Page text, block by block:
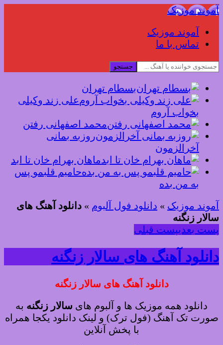
آموند موزیک
آموند موزیک
تماس با ما
جستجو
بسطام تهران
علی زند وکیلی
بخواب آروم
محمد اصفهانی رفتن
روزبه بمانی
آخرالزمون
ماهان بهرام خان تا ابد
حامیم قلبمو پس
به من بده
آموند موزیک » دانلود فول آلبوم » دانلود آهنگ های
سالار زنگنه
پست بعدیپست قبلی
دانلود آهنگ های سالار زنگنه
دانلود آهنگ های سالار زنگنه
دانلود همه موزیک ها و آلبوم های سالار زنگنه به
صورت تک آهنگ (فول ترک) و لینک دانلود یکجا همراه
با پخش آنلاین